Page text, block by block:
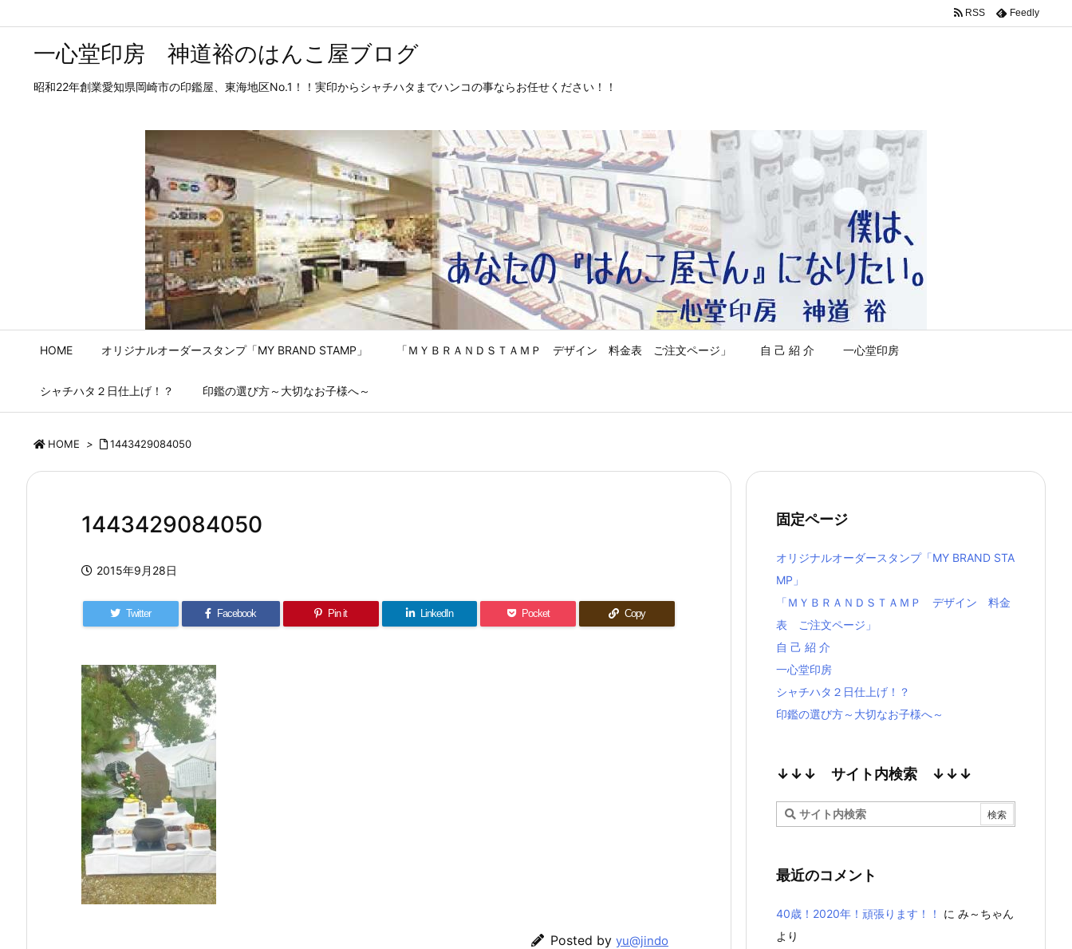
一心堂印房 神道裕のはんこ屋ブログ
昭和22年創業愛知県岡崎市の印鑑屋、東海地区No.1！！実印からシャチハタまでハンコの事ならお任せください！！
HOME オリジナルオーダースタンプ「MY BRAND STAMP」 「ＭＹＢＲＡＮＤＳＴＡＭＰ デザイン 料金表 ご注文ページ」 自 己 紹 介 一心堂印房
シャチハタ２日仕上げ！？ 印鑑の選び方～大切なお子様へ～
RSS Feedly
HOME > 1443429084050
1443429084050
2015年9月28日
Twitter Facebook Pin it LinkedIn Pocket Copy
Posted by yu@jindo
固定ページ
オリジナルオーダースタンプ「MY BRAND STA
MP」
「ＭＹＢＲＡＮＤＳＴＡＭＰ デザイン 料金
表 ご注文ページ」
自 己 紹 介
一心堂印房
シャチハタ２日仕上げ！？
印鑑の選び方～大切なお子様へ～
↓↓↓ サイト内検索 ↓↓↓
最近のコメント
40歳！2020年！頑張ります！！ に み～ちゃん
より